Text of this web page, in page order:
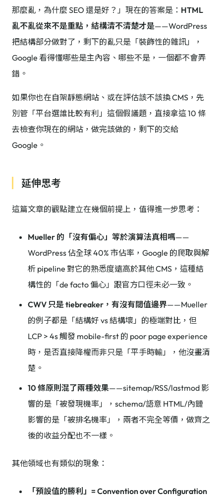
那麼亂，為什麼 SEO 還是好？」現在的答案是： HTML
亂不亂從來不是重點，結構清不清楚才是——WordPress
把結構部分做對了，剩下的亂只是「裝飾性的雜訊」，
Google 看得懂哪些是主內容、哪些不是，一個都不會弄
錯。
如果你也在自架靜態網站、或在評估該不該換 CMS，先
別管「平台選誰比較有利」這個假議題，直接拿這 10 條
去檢查你現在的網站，做完該做的，剩下的交給
Google。
延伸思考
這篇文章的觀點建立在幾個前提上，值得進一步思考：
Mueller 的「沒有偏心」等於演算法真相嗎——
WordPress 佔全球 40% 市佔率，Google 的爬取與解
析 pipeline 對它的熟悉度遠高於其他 CMS，這種結
構性的「de facto 偏心」跟官方口徑未必一致。
CWV 只是 tiebreaker，有沒有閾值邊界——Mueller
的例子都是「結構好 vs 結構壞」的極端對比，但
LCP > 4s 觸發 mobile-first 的 poor page experience
時，是否直接降權而非只是「平手時輸」，他沒畫清
楚。
10 條原則混了兩種效果——sitemap/RSS/lastmod 影
響的是「被發現機率」，schema/語意 HTML/內鏈
影響的是「被排名機率」，兩者不完全等價，做齊之
後的收益分配也不一樣。
其他領域也有類似的現象：
「預設值的勝利」= Convention over Configuration